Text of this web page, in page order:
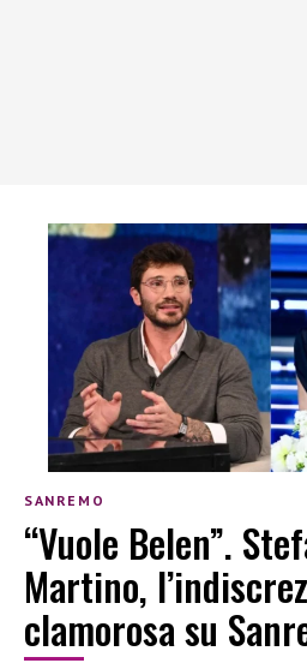
SANREMO
“Vuole Belen”.
Martino,
clamorosa su